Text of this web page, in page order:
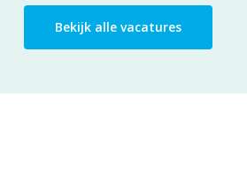
Bekijk alle vacatures